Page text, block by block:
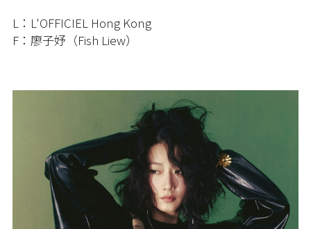
L：L'OFFICIEL Hong Kong
F：廖子妤（Fish Liew）